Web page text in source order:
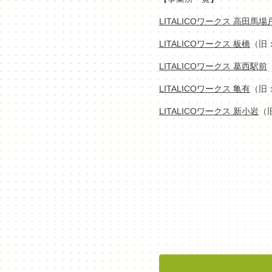
LITALICOワークス 高田馬場
LITALICOワークス 板橋 （
LITALICOワークス 葛西駅前
LITALICOワークス 亀有 （旧
LITALICOワークス 新小岩（